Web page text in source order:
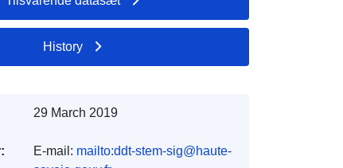
History
29 March 2019
E-mail: mailto:ddt-stem-sig@haute-